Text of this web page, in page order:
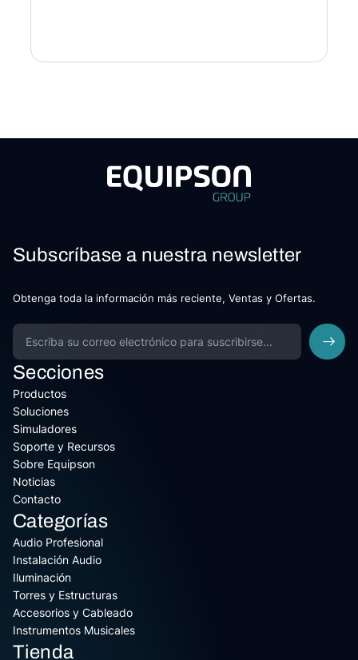
Subscríbase a nuestra newsletter
Obtenga toda la información más reciente, Ventas y Ofertas.
Secciones
Productos
Soluciones
Simuladores
Soporte y Recursos
Sobre Equipson
Noticias
Contacto
Categorías
Audio Profesional
Instalación Audio
Iluminación
Torres y Estructuras
Accesorios y Cableado
Instrumentos Musicales
Tienda